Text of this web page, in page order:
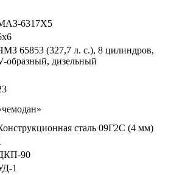
6317Х5
65853 (327,7 л. с.), 8 цилиндров,
образный, дизельный
сталь 09Г2С (4 мм)
90
1